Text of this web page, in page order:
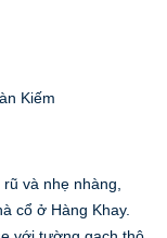
Kiếm
và nhẹ nhàng,
cổ ở Hàng Khay.